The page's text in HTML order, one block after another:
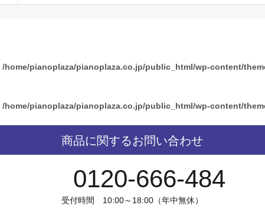
/home/pianoplaza/pianoplaza.co.jp/public_html/wp-content/
/home/pianoplaza/pianoplaza.co.jp/public_html/wp-content/
商品に関するお問い合わせ
0120-666-484
受付時間 10:00～18:00（年中無休）